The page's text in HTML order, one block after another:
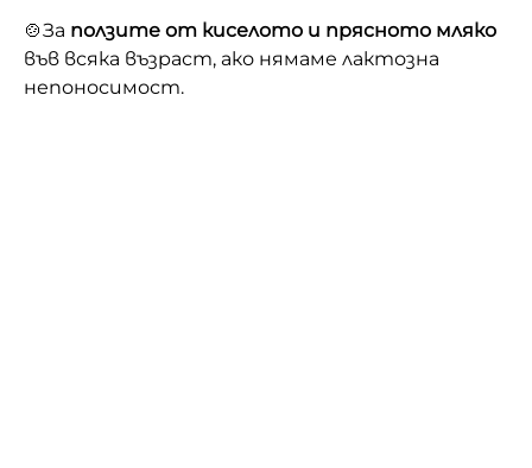
🍲За ползите от киселото и прясното мляко
във всяка възраст, ако нямаме лактозна
непоносимост.